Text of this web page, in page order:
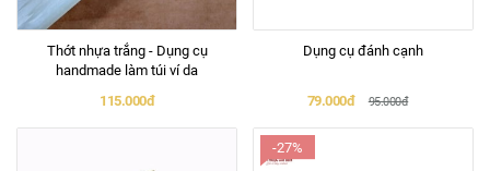
Thớt nhựa trắng - Dụng cụ
handmade làm túi ví da
115.000đ
Dụng cụ đánh cạnh
79.000đ 95.000đ
-27%